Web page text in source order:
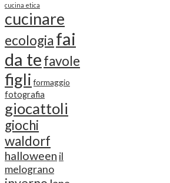
cucina etica
cucinare
ecologia fai
da tefavole
figli formaggio
fotografia
giocattoli
giochi
waldorf
halloween il
melograno